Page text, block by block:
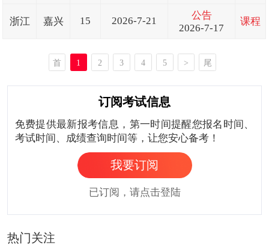
浙江 嘉兴 15 2026-7-21
公告
2026-7-17
课程
首
1 2 3 4 5 >
尾
订阅考试信息
免费提供最新报考信息，第一时间提醒您报名时间、
考试时间、成绩查询时间等，让您安心备考！
我要订阅
已订阅，请点击登陆
热门关注